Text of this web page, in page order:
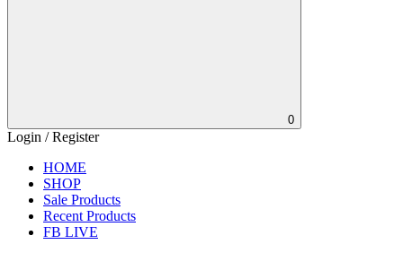
0
Login / Register
HOME
SHOP
Sale Products
Recent Products
FB LIVE